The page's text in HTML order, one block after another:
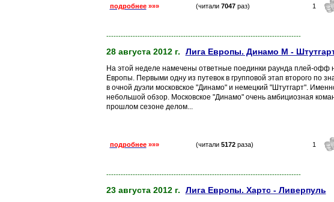
подробнее »»» (читали 7047раз) 1
---------------------------------------------------------------------------------
28 августа 2012 г. Лига Европы. Динамо М -
На этой неделе намечены ответные поединки раунда плей-офф
Европы. Первыми одну из путевок в групповой этап второго по
в очной дуэли московское "Динамо" и немецкий "Штутгарт".
небольшой обзор. Московское "Динамо" очень амбициозная
прошлом сезоне делом...
подробнее »»» (читали 5172раза) 1
---------------------------------------------------------------------------------
23 августа 2012 г. Лига Европы. Хартс - Ливерпуль